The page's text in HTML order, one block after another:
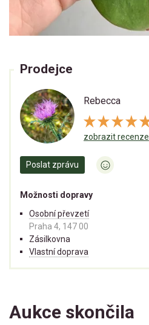
Prodejce
Rebecca
zobrazit recenze
Poslat zprávu
Možnosti dopravy
Osobní převzetí
Praha 4, 147 00
Zásilkovna
Vlastní doprava
Aukce skončila